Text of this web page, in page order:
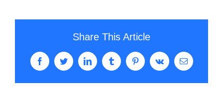
Share This Article
FacebookTwitterLinkedInTumblrPinterestVk
Correo
electrónico